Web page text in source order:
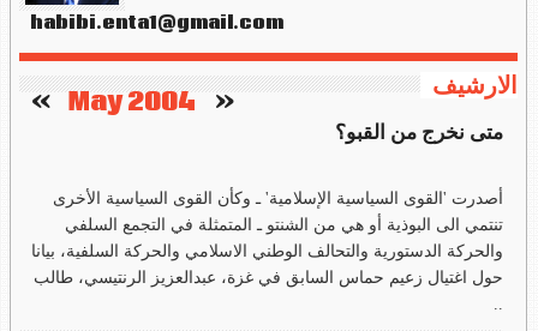
habibi.enta1@gmail.com
الارشيف «
May 2004
»
متى نخرج من القبو؟
أصدرت 'القوى السياسية الإسلامية' ـ وكأن القوى السياسية الأخرى
تنتمي الى البوذية أو هي من الشنتو ـ المتمثلة في التجمع السلفي
والحركة الدستورية والتحالف الوطني الاسلامي والحركة السلفية، بيانا
حول اغتيال زعيم حماس السابق في غزة، عبدالعزيز الرنتيسي، طالب
..